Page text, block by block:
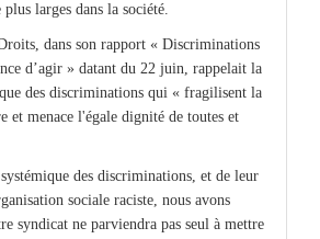
larges dans la société.
dans son rapport « Discriminations
d’agir » datant du 22 juin, rappelait la
des discriminations qui « fragilisent la
et menace l'égale dignité de toutes et
des discriminations, et de leur
sociale raciste, nous avons
syndicat ne parviendra pas seul à mettre